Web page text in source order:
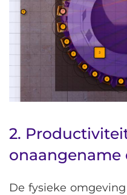
2.
onaangename
De fysieke